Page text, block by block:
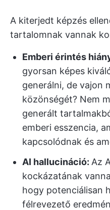
A kiterjedt képzés
tartalomnak vannak
Emberi érintés
gyorsan képes
generálni, de vajon
közönségét? Nem
generált
emberi esszencia,
kapcsolódnak és
AI hallucináció: Az
kockázatának
hogy potenciálisan
félrevezető